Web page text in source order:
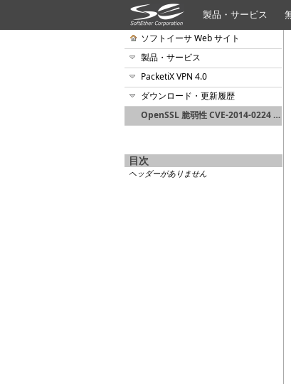
製品・サービス
ソフトイーサ Web サイト
製品・サービス
PacketiX VPN 4.0
ダウンロード・更新履歴
OpenSSL 脆弱性 CVE-2014-0224 への対応版リリースについて
目次
ヘッダーがありません